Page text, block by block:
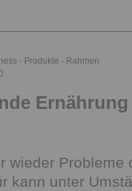
Produkte
Rahmen
Ernährung
wieder
kann unter